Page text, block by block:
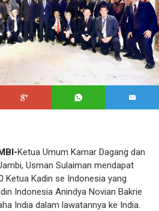
Ketua Umum Kamar Dagang dan
Usman Sulaiman mendapat
Ketua Kadin se Indonesia yang
Indonesia Anindya Novian Bakrie
India dalam lawatannya ke India.